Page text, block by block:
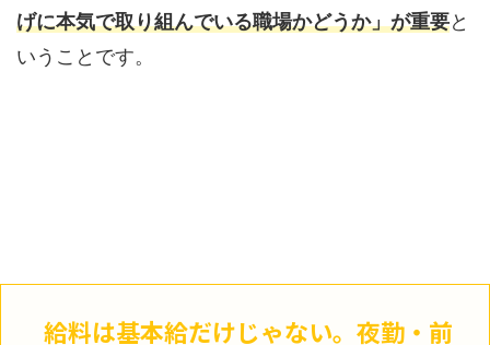
げに本気で取り組んでいる職場かどうか」が重要と
いうことです。
給料は基本給だけじゃない。夜勤・前